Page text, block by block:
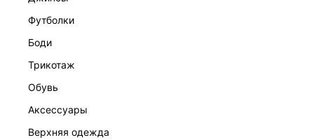
футболки
боди
трикотаж
обувь
аксессуары
верхняя одежда